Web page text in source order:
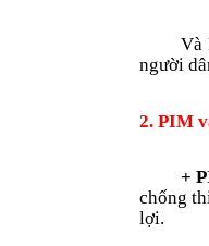
Và
ngư­ời
2. PIM
+
chống
lợi.